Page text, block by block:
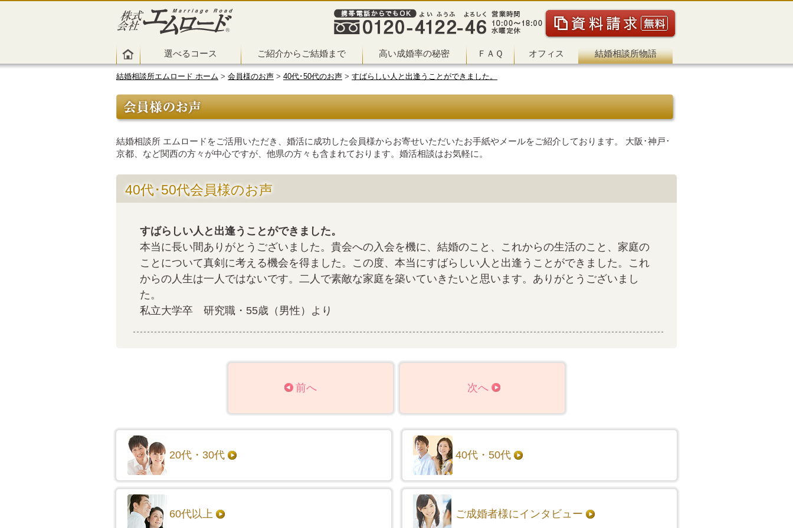
選べるコース ご紹介からご結婚まで 高い成婚率の秘密 ＦＡＱ オフィス 結婚相談所物語
結婚相談所エムロード ホーム > 会員様のお声 > 40代･50代のお声 > すばらしい人と出逢うことができました。
結婚相談所 エムロードをご活用いただき、婚活に成功した会員様からお寄せいただいたお手紙やメールをご紹介しております。 大阪･神戸･
京都、など関西の方々が中心ですが、他県の方々も含まれております。婚活相談はお気軽に。
40代･50代会員様のお声
すばらしい人と出逢うことができました。
本当に長い間ありがとうございました。貴会への入会を機に、結婚のこと、これからの生活のこと、家庭の
ことについて真剣に考える機会を得ました。この度、本当にすばらしい人と出逢うことができました。これ
からの人生は一人ではないです。二人で素敵な家庭を築いていきたいと思います。ありがとうございまし
た。
私立大学卒 研究職・55歳（男性）より
前へ 次へ
20代・30代 40代・50代
60代以上 ご成婚者様にインタビュー